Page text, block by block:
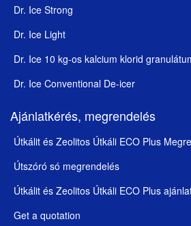
Dr. Ice Strong
Dr. Ice Light
Dr. Ice 10 kg-os kalcium klorid
Dr. Ice Conventional De-icer
Ajánlatkérés, megrendelés
Útkálit és Zeolitos Útkáli ECO Plus
Útszóró só megrendelés
Útkálit és Zeolitos Útkáli ECO Plus
Get a quotation